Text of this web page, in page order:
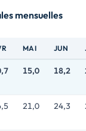
mensuelles
MAI JUN
15,0 18,2
21,0 24,3